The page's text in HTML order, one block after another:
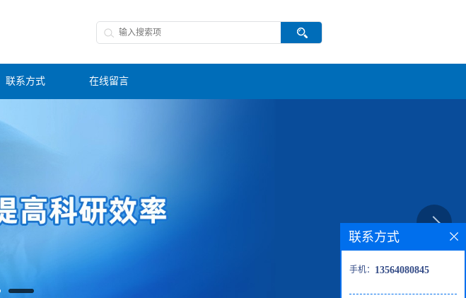
联系方式 在线留言
联系方式
手机： 13564080845